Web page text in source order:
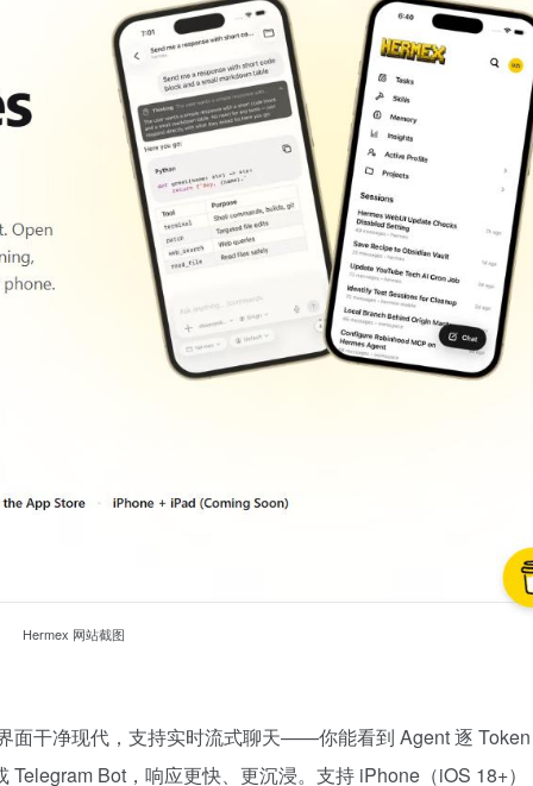
Hermex 网站截图
面干净现代，支持实时流式聊天——你能看到 Agent 逐
Bot，响应更快、更沉浸。支持 iPhone（iOS 18+